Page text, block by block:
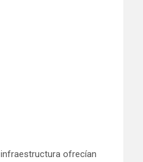
ofrecían